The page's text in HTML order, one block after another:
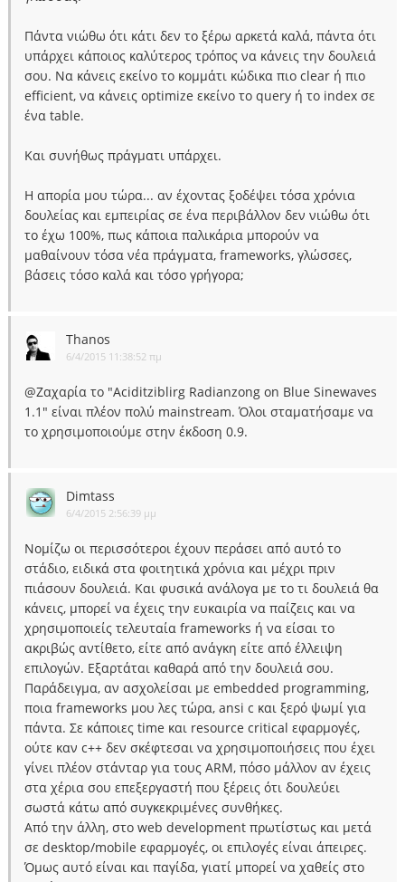
Πάντα νιώθω ότι κάτι δεν το ξέρω αρκετά καλά, πάντα ότι
υπάρχει κάποιος καλύτερος τρόπος να κάνεις την δουλειά
σου. Να κάνεις εκείνο το κομμάτι κώδικα πιο clear ή πιο
efficient, να κάνεις optimize εκείνο το query ή τo index σε
ένα table.
Και συνήθως πράγματι υπάρχει.
Η απορία μου τώρα... αν έχοντας ξοδέψει τόσα χρόνια
δουλείας και εμπειρίας σε ένα περιβάλλον δεν νιώθω ότι
το έχω 100%, πως κάποια παλικάρια μπορούν να
μαθαίνουν τόσα νέα πράγματα, frameworks, γλώσσες,
βάσεις τόσο καλά και τόσο γρήγορα;
Thanos
6/4/2015 11:38:52 πμ
@Ζαχαρία το "Aciditziblirg Radianzong on Blue Sinewaves
1.1" είναι πλέον πολύ mainstream. Όλοι σταματήσαμε να
το χρησιμοποιούμε στην έκδοση 0.9.
Dimtass
6/4/2015 2:56:39 μμ
Νομίζω οι περισσότεροι έχουν περάσει από αυτό το
στάδιο, ειδικά στα φοιτητικά χρόνια και μέχρι πριν
πιάσουν δουλειά. Και φυσικά ανάλογα με το τι δουλειά θα
κάνεις, μπορεί να έχεις την ευκαιρία να παίζεις και να
χρησιμοποιείς τελευταία frameworks ή να είσαι το
ακριβώς αντίθετο, είτε από ανάγκη είτε από έλλειψη
επιλογών. Εξαρτάται καθαρά από την δουλειά σου.
Παράδειγμα, αν ασχολείσαι με embedded programming,
ποια frameworks μου λες τώρα, ansi c και ξερό ψωμί για
πάντα. Σε κάποιες time και resource critical εφαρμογές,
ούτε καν c++ δεν σκέφτεσαι να χρησιμοποιήσεις που έχει
γίνει πλέον στάνταρ για τους ARM, πόσο μάλλον αν έχεις
στα χέρια σου επεξεργαστή που ξέρεις ότι δουλεύει
σωστά κάτω από συγκεκριμένες συνθήκες.
Από την άλλη, στο web development πρωτίστως και μετά
σε desktop/mobile εφαρμογές, οι επιλογές είναι άπειρες.
Όμως αυτό είναι και παγίδα, γιατί μπορεί να χαθείς στο